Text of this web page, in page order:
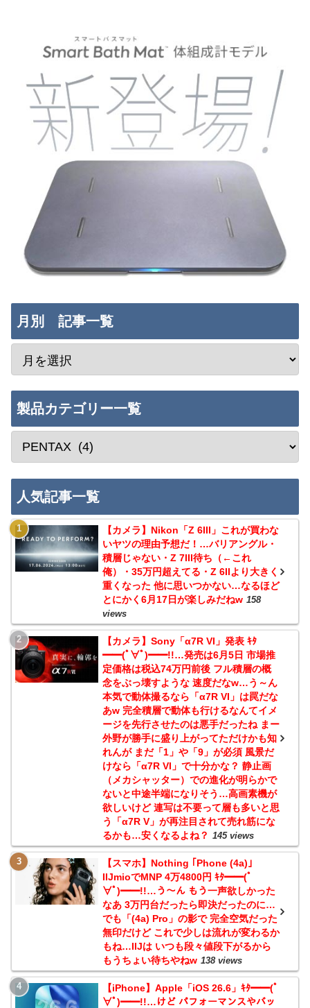
月別 記事一覧
製品カテゴリー一覧
人気記事一覧
【カメラ】Nikon「Z 6III」これが買わな
いヤツの理由予想だ！…バリアングル・
積層じゃない・Z 7III待ち（←これ
俺）・35万円超えてる・Z 6IIより大きく
重くなった 他に思いつかない…なるほど
とにかく6月17日が楽しみだねw 158
views
【カメラ】Sony「α7R VI」発表 ｷﾀ
━━(ﾟ∀ﾟ)━━!!…発売は6月5日 市場推
定価格は税込74万円前後 フル積層の概
念をぶっ壊すような 速度だなw…う～ん
本気で動体撮るなら「α7R VI」は罠だな
あw 完全積層で動体も行けるなんてイメ
ージを先行させたのは悪手だったね まー
外野が勝手に盛り上がってただけかも知
れんが まだ「1」や「9」が必須 風景だ
けなら「α7R VI」で十分かな？ 静止画
（メカシャッター）での進化が明らかで
ないと中途半端になりそう…高画素機が
欲しいけど 連写は不要って層も多いと思
う「α7R V」が再注目されて売れ筋にな
るかも…安くなるよね？ 145 views
【スマホ】Nothing ｢Phone (4a)｣
IIJmioでMNP 4万4800円 ｷﾀ━━(ﾟ
∀ﾟ)━━!!…う～ん もう一声欲しかった
なあ 3万円台だったら即決だったのに…
でも「(4a) Pro」の影で 完全空気だった
無印だけど これで少しは流れが変わるか
もね…IIJは いつも段々値段下がるから
もうちょい待ちやねw 138 views
【iPhone】Apple「iOS 26.6」ｷﾀ━━(ﾟ
∀ﾟ)━━!!…けど パフォーマンスやバッ